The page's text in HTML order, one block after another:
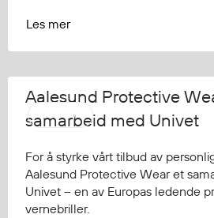
Les mer
Aalesund Protective
samarbeid med Univet
For å styrke vårt tilbud av
Aalesund Protective Wear et
Univet – en av Europas ledende
vernebriller.
AAPW